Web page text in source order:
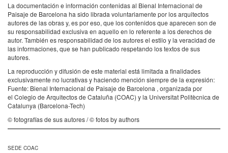
La documentación e información contenidas al Bienal Internacional de
Paisaje de Barcelona ha sido librada voluntariamente por los arquitectos
autores de las obras y, es por eso, que los contenidos que aparecen son de
su responsabilidad exclusiva en aquello en lo referente a los derechos de
autor. También es responsabilidad de los autores el estilo y la veracidad de
las informaciones, que se han publicado respetando los textos de sus
autores.
La reproducción y difusión de este material está limitada a finalidades
exclusivamente no lucrativas y haciendo mención siempre de la expresión:
Fuente: Bienal Internacional de Paisaje de Barcelona , organizada por
el Colegio de Arquitectos de Cataluña (COAC) y la Universitat Politècnica de
Catalunya (Barcelona-Tech)
© fotografías de sus autores / © fotos by authors
SEDE COAC